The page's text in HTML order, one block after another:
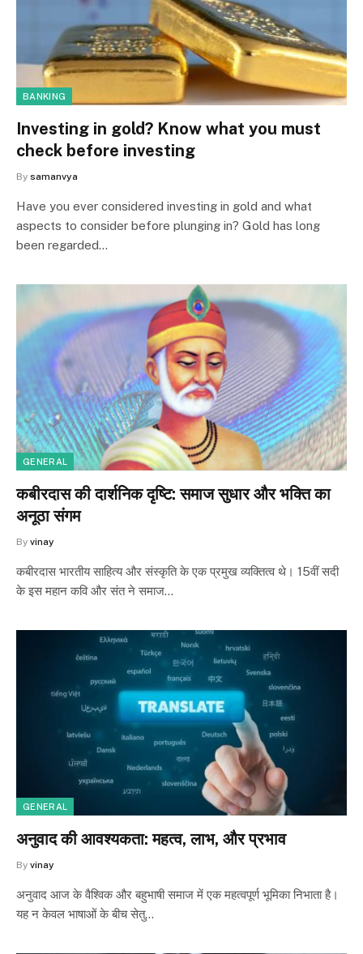
BANKING
Investing in gold? Know what you must
check before investing
By samanvya
Have you ever considered investing in gold and what
aspects to consider before plunging in? Gold has long
been regarded…
GENERAL
कबीरदास की दार्शनिक दृष्टि: समाज सुधार और भक्ति का
अनूठा संगम
By vinay
कबीरदास भारतीय साहित्य और संस्कृति के एक प्रमुख व्यक्तित्व थे। 15वीं सदी
के इस महान कवि और संत ने समाज…
GENERAL
अनुवाद की आवश्यकता: महत्व, लाभ, और प्रभाव
By vinay
अनुवाद आज के वैश्विक और बहुभाषी समाज में एक महत्वपूर्ण भूमिका निभाता है।
यह न केवल भाषाओं के बीच सेतु…